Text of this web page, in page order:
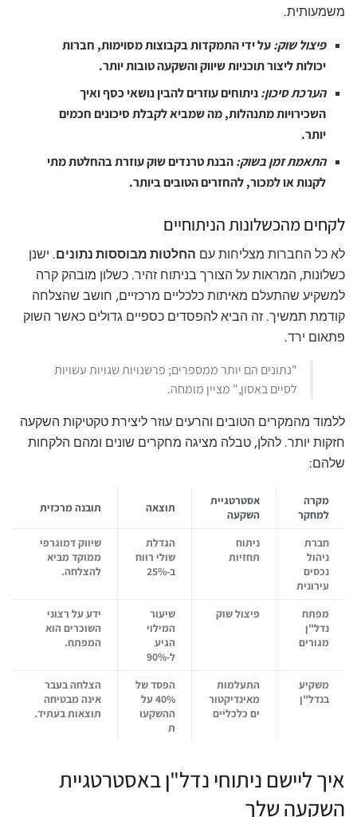
משמעותית.
פיצול שוק:על ידי התמקדות בקבוצות מסוימות, חברות
יכולות ליצור תוכניות שיווק והשקעה טובות יותר.
הערכת סיכון:ניתוחים עוזרים להבין נושאי כסף ואיך
השכירויות מתנהלות, מה שמביא לקבלת סיכונים חכמים
יותר.
התאמת זמן בשוק:הבנת טרנדים שוק עוזרת בהחלטת מתי
לקנות או למכור, להחזרים הטובים ביותר.
לקחים מהכשלונות הניתוחיים
לא כל החברות מצליחות עם החלטות מבוססות נתונים. ישנן
כשלונות, המראות על הצורך בניתוח זהיר. כשלון מובהק קרה
למשקיע שהתעלם מאיתות כלכליים מרכזיים, חושב שהצלחה
קודמת תמשיך. זה הביא להפסדים כספיים גדולים כאשר השוק
פתאום ירד.
"נתונים הם יותר ממספרים; פרשנויות שגויות עשויות
לסיים באסון," מציין מומחה.
ללמוד מהמקרים הטובים והרעים עוזר ליצירת טקטיקות השקעה
חזקות יותר. להלן, טבלה מציגה מחקרים שונים ומהם הלקחות
שלהם:
מקרה
למחקר
אסטרטגיית
השקעה
תוצאה תובנה מרכזית
חברת
ניהול
נכסים
עירונית
ניתוח
תחזיות
הגדלת
שולי רווח
ב-25%
שיווק דמוגרפי
ממוקד מביא
להצלחה.
מפתח
נדל"ן
מגורים
פיצול שוק
שיעור
המילוי
הגיע
ל-90%
ידע על רצוני
השוכרים הוא
המפתח.
משקיע
בנדל"ן
התעלמות
מאינדיקטור
ים כלכליים
הפסד של
40% על
ההשקעו
ת
הצלחה בעבר
אינה מבטיחה
תוצאות בעתיד.
איך ליישם ניתוחי נדל"ן באסטרטגיית
השקעה שלך